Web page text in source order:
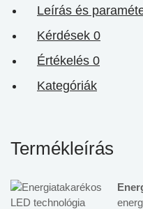
Leírás és
Kérdések 0
Értékelés 0
Kategóriák
Termékleírás